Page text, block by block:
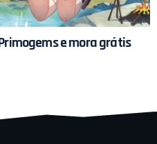
e mora grátis